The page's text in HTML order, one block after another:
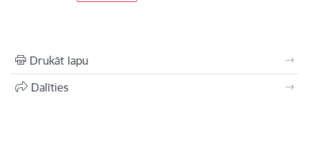
Drukāt lapu
Dalīties